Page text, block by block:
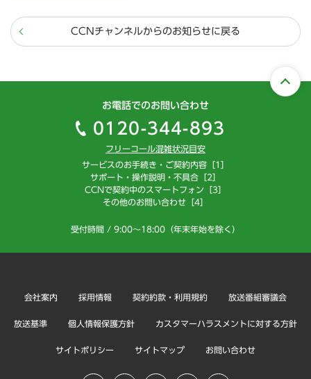
CCNチャンネルからのお知らせに戻る
お電話でのお問い合わせ
0120-344-893
フリーコール混雑状況目安
サービスのお手続き・ご契約内容［1］
サポート・操作説明・不具合［2］
CCNで契約中のスマートフォン［3］
その他のお問い合わせ［4］
受付時間 / 9:00～18:00（年末年始を除く）
会社案内 採用情報 契約約款・利用規約 放送番組審議会
放送基準 個人情報保護方針 カスタマーハラスメントに対する方針
サイトポリシー サイトマップ お問い合わせ